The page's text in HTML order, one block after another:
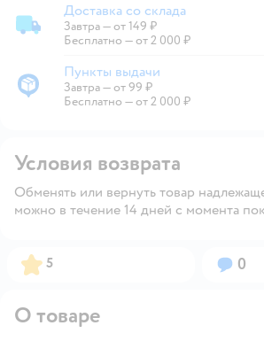
Доставка со склада
Доставка со склада
Завтра—от 149 ₽
Бесплатно — от 2 000 ₽
Пункты выдачи
Пункты выдачи
Завтра—от 99 ₽
Бесплатно — от 2 000 ₽
Условия возврата
Обменять или вернуть товар
можно в течение 14 дней с момента
Рейтинг:
5 0
О товаре